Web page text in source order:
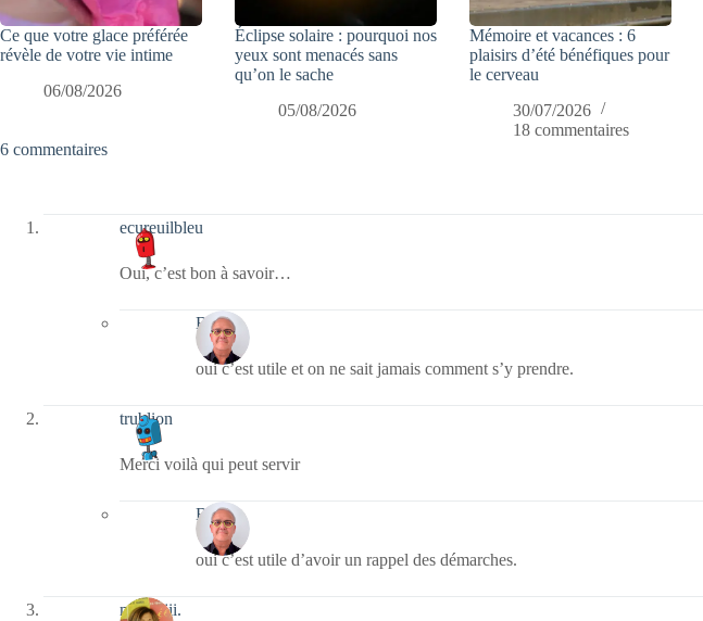
Ce que votre glace préférée
révèle de votre vie intime
06/08/2026
Éclipse solaire : pourquoi nos
yeux sont menacés sans
qu’on le sache
05/08/2026
Mémoire et vacances : 6
plaisirs d’été bénéfiques pour
le cerveau
30/07/2026
18 commentaires
6 commentaires
ecureuilbleu
Oui, c’est bon à savoir…
Bernie
oui c’est utile et on ne sait jamais comment s’y prendre.
trublion
Merci voilà qui peut servir
Bernie
oui c’est utile d’avoir un rappel des démarches.
missfujii.